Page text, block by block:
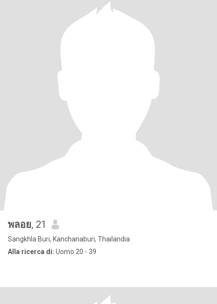
พลอย, 21
Sangkhla Buri, Kanchanaburi, Thailandia
Alla ricerca di: Uomo 20 - 39